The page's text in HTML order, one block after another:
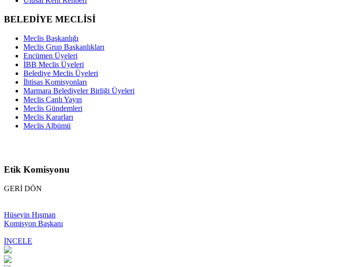
BELEDİYE MECLİSİ
Meclis Başkanlığı
Meclis Grup Başkanlıkları
Encümen Üyeleri
İBB Meclis Üyeleri
Belediye Meclis Üyeleri
İhtisas Komisyonları
Marmara Belediyeler Birliği Üyeleri
Meclis Canlı Yayın
Meclis Gündemleri
Meclis Kararları
Meclis Albümü
Etik Komisyonu
GERİ DÖN
Hüseyin Hışman
Komisyon Başkanı
İNCELE